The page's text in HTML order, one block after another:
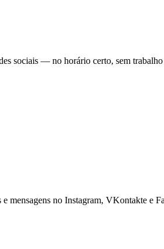
sociais — no horário certo, sem
mensagens no Instagram, VKontakte e